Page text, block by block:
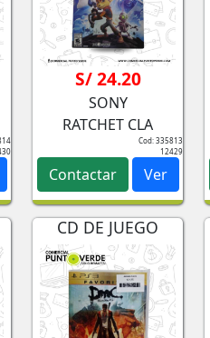
S/ 24.20
SONY
RATCHET CLA
Cod: 335813
12429
Contactar Ver
CD DE JUEGO